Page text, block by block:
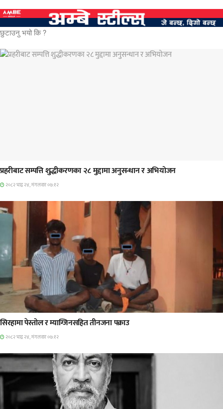
छुटाउनु भयो कि ?
प्रहरीबाट सम्पत्ति शुद्धीकरणका २८ मुद्दामा अनुसन्धान र अभियोजन
२०८२ भाद्र २४, मंगलवार ०७:१२
प्रमुख सामाचार
सिरहामा पेस्तोल र म्याग्जिनसहित तीनजना पक्राउ
२०८२ भाद्र २४, मंगलवार ०७:१२